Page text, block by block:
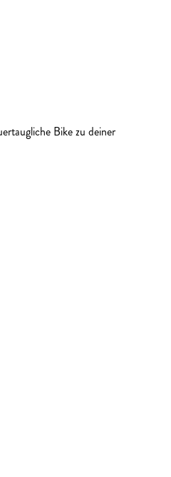
Bike zu deiner